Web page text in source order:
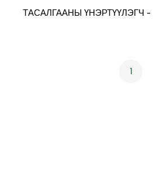
ТАСАЛГААНЫ ҮНЭРТҮҮЛЭГЧ
1